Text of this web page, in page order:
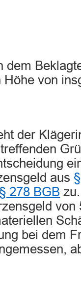
dem
von
der
aus
§ 278 BGB
von
bei dem